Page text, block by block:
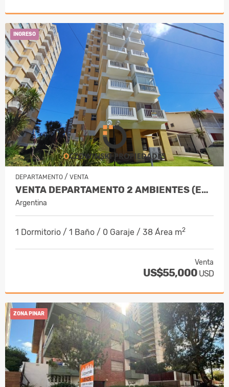
INGRESO
DEPARTAMENTO / VENTA
VENTA DEPARTAMENTO 2 AMBIENTES (EDIF. OKAY) VILLA GESELL
Argentina
1 Dormitorio / 1 Baño / 0 Garaje / 38 Área m2
Venta
US$55,000 USD
ZONA PINAR